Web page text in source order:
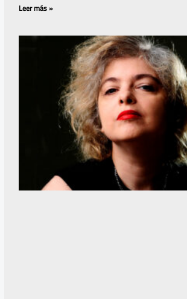
Leer más »